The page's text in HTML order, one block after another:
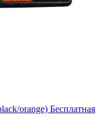
orange) Бесплатная